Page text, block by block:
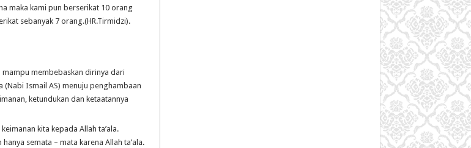
maka kami pun berserikat 10 orang
sebanyak 7 orang.(HR.Tirmidzi).
membebaskan dirinya dari
Ismail AS) menuju penghambaan
ketundukan dan ketaatannya
kita kepada Allah ta’ala.
semata – mata karena Allah ta’ala.